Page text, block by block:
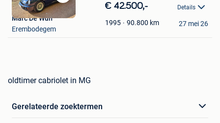
Bewaren
in
Mijn
Favorieten
€ 42.500,- Details
1995 90.800 km
Marc De Wulf
Erembodegem
27 mei 26
oldtimer cabriolet in MG
Gerelateerde zoektermen